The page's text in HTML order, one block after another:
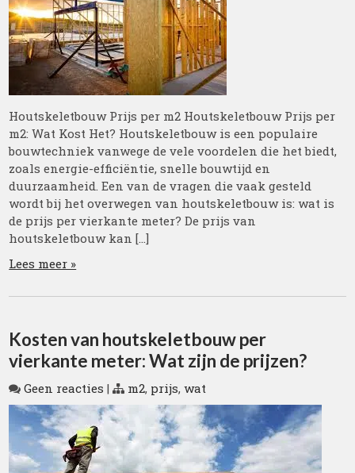
Houtskeletbouw Prijs per m2 Houtskeletbouw Prijs per
m2: Wat Kost Het? Houtskeletbouw is een populaire
bouwtechniek vanwege de vele voordelen die het biedt,
zoals energie-efficiëntie, snelle bouwtijd en
duurzaamheid. Een van de vragen die vaak gesteld
wordt bij het overwegen van houtskeletbouw is: wat is
de prijs per vierkante meter? De prijs van
houtskeletbouw kan […]
Lees meer »
Kosten van houtskeletbouw per
vierkante meter: Wat zijn de prijzen?
Geen reacties | m2, prijs,wat